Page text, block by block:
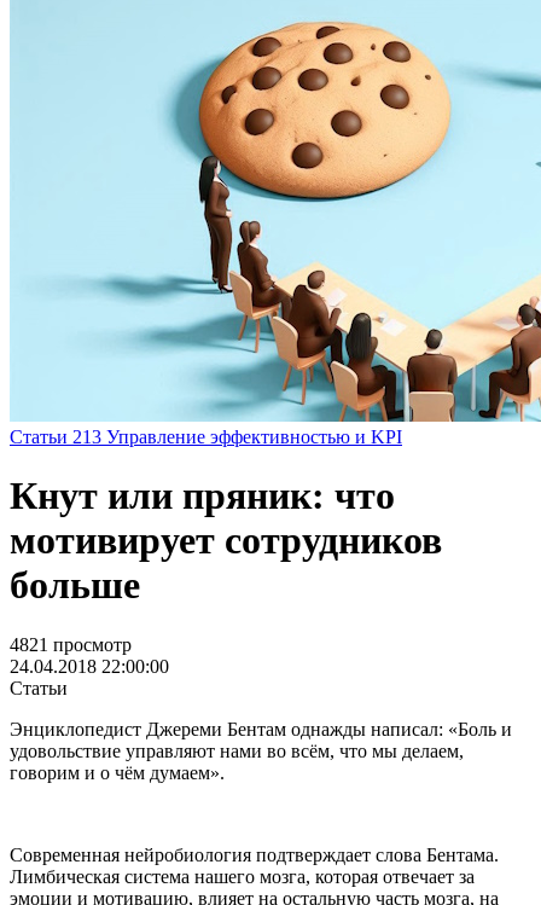
Статьи 213 Управление эффективностью и KPI
Кнут или пряник: что
мотивирует сотрудников
больше
4821 просмотр
24.04.2018 22:00:00
Статьи
Энциклопедист Джереми Бентам однажды написал: «Боль и
удовольствие управляют нами во всём, что мы делаем,
говорим и о чём думаем».
Современная нейробиология подтверждает слова Бентама.
Лимбическая система нашего мозга, которая отвечает за
эмоции и мотивацию, влияет на остальную часть мозга, на